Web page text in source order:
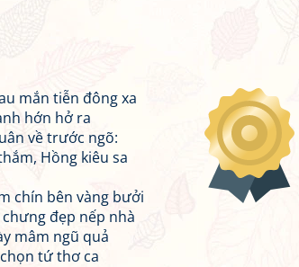
mắn tiễn đông xa
hớn hở ra
về trước ngõ:
Hồng kiêu sa
chín bên vàng bưởi
đẹp nếp nhà
mâm ngũ quả
tứ thơ ca